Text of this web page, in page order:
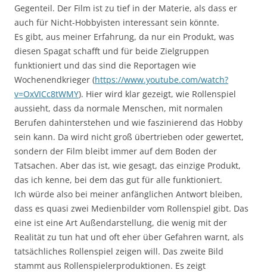
Gegenteil. Der Film ist zu tief in der Materie, als dass er
auch für Nicht-Hobbyisten interessant sein könnte.
Es gibt, aus meiner Erfahrung, da nur ein Produkt, was
diesen Spagat schafft und für beide Zielgruppen
funktioniert und das sind die Reportagen wie
Wochenendkrieger (https://www.youtube.com/watch?
v=OxVICc8tWMY). Hier wird klar gezeigt, wie Rollenspiel
aussieht, dass da normale Menschen, mit normalen
Berufen dahinterstehen und wie faszinierend das Hobby
sein kann. Da wird nicht groß übertrieben oder gewertet,
sondern der Film bleibt immer auf dem Boden der
Tatsachen. Aber das ist, wie gesagt, das einzige Produkt,
das ich kenne, bei dem das gut für alle funktioniert.
Ich würde also bei meiner anfänglichen Antwort bleiben,
dass es quasi zwei Medienbilder vom Rollenspiel gibt. Das
eine ist eine Art Außendarstellung, die wenig mit der
Realität zu tun hat und oft eher über Gefahren warnt, als
tatsächliches Rollenspiel zeigen will. Das zweite Bild
stammt aus Rollenspielerproduktionen. Es zeigt